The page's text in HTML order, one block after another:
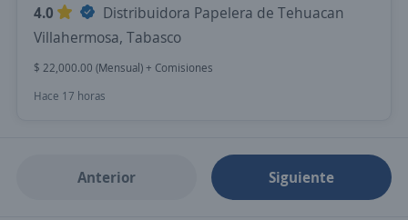
4.0
Distribuidora Papelera de Tehuacan
Villahermosa, Tabasco
$ 22,000.00 (Mensual) + Comisiones
Hace 17 horas
Anterior Siguiente